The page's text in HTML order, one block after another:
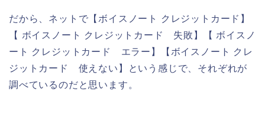
だから、ネットで【ボイスノート クレジットカード】
【 ボイスノート クレジットカード 失敗】【 ボイスノ
ート クレジットカード エラー】【ボイスノート クレ
ジットカード 使えない】という感じで、それぞれが
調べているのだと思います。